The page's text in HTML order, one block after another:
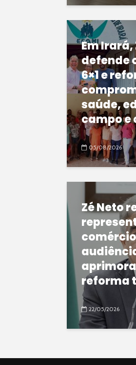
Em Irará,
defende
6×1 e
saúde,
campo e
05/08/2026
Zé Neto
reforma
22/05/2026